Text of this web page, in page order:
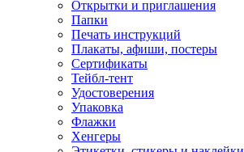
Открытки и приглашения
Папки
Печать инструкций
Плакаты, афиши, постеры
Сертификаты
Тейбл-тент
Удостоверения
Упаковка
Флажки
Хенгеры